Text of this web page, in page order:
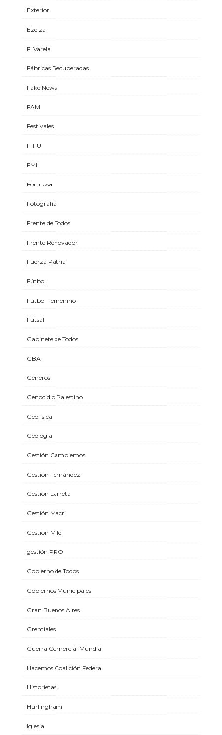
Exterior
Ezeiza
F. Varela
Fábricas Recuperadas
Fake News
FAM
Festivales
FIT U
FMI
Formosa
Fotografía
Frente de Todos
Frente Renovador
Fuerza Patria
Fútbol
Fútbol Femenino
Futsal
Gabinete de Todos
GBA
Géneros
Genocidio Palestino
Geofísica
Geología
Gestión Cambiemos
Gestión Fernández
Gestión Larreta
Gestión Macri
Gestión Milei
gestión PRO
Gobierno de Todos
Gobiernos Municipales
Gran Buenos Aires
Gremiales
Guerra Comercial Mundial
Hacemos Coalición Federal
Historietas
Hurlingham
Iglesia